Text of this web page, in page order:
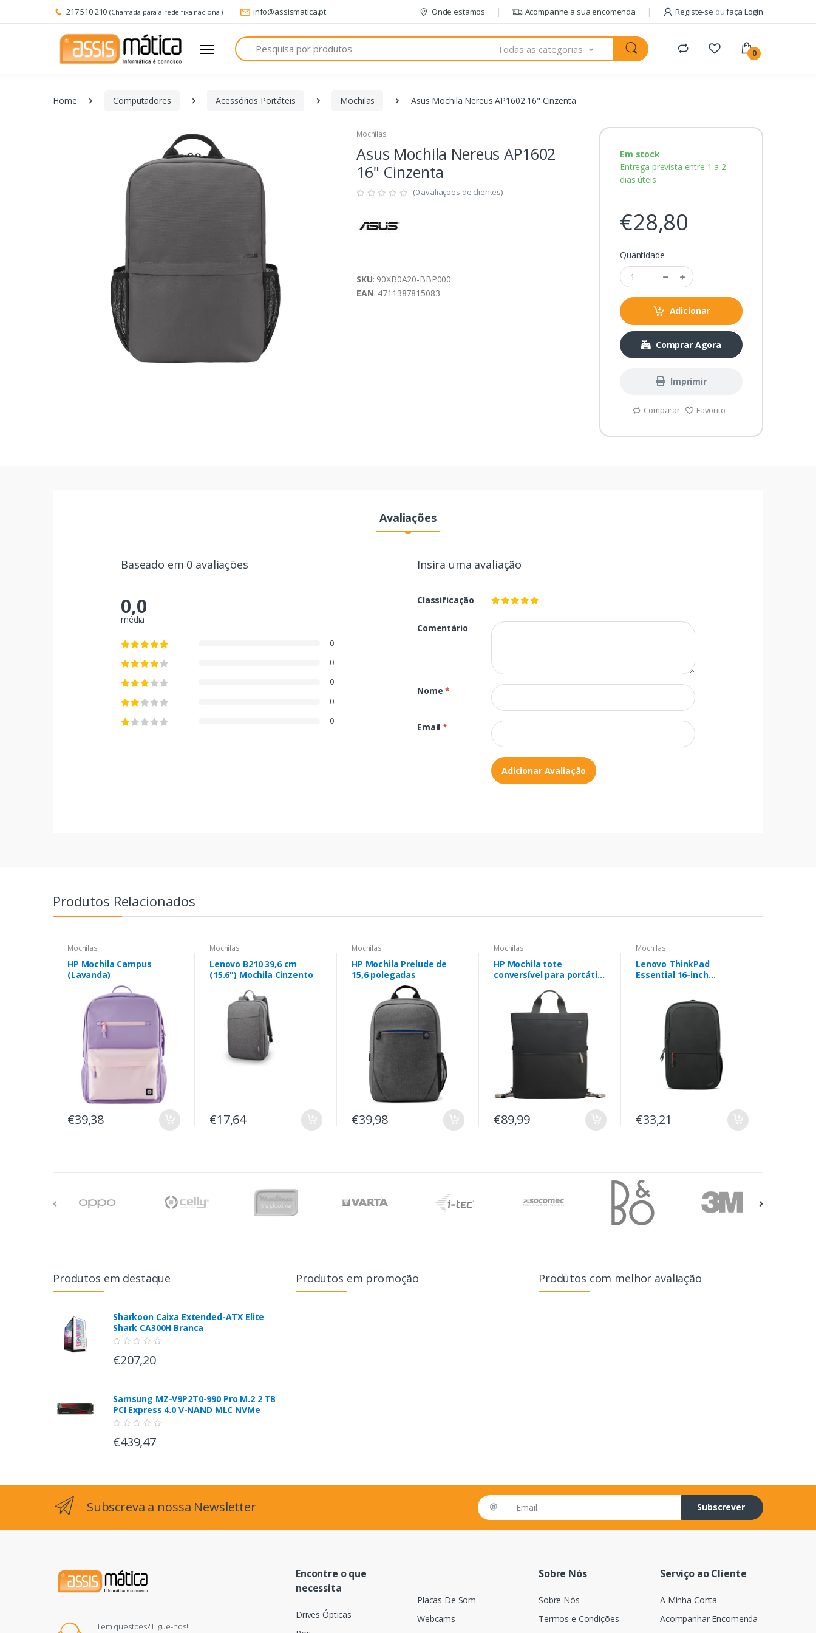
217 510 210 (Chamada para a rede fixa nacional) info@assismatica.pt Onde estamos Acompanhe a sua encomenda Registe-se oufaça Login
Pesquisa
Todas as categorias 0
Home Computadores Acessórios Portáteis Mochilas Asus Mochila Nereus AP1602 16" Cinzenta
Mochilas
Asus Mochila Nereus AP1602
16" Cinzenta
(0 avaliações de clientes)
SKU: 90XB0A20-BBP000
EAN: 4711387815083
Em stock
Entrega prevista entre 1 a 2
dias úteis
€28,80
Quantidade
Adicionar
Comprar Agora
Imprimir
Comparar Favorito
Avaliações
Baseado em 0 avaliações
0,0
média
0
0
0
0
0
Insira uma avaliação
Classificação
Comentário
Nome*
Email*
Adicionar Avaliação
Produtos Relacionados
Mochilas
HP Mochila Campus
(Lavanda)
€39,38
Mochilas
Lenovo B210 39,6 cm
(15.6") Mochila Cinzento
€17,64
Mochilas
HP Mochila Prelude de
15,6 polegadas
€39,98
Mochilas
HP Mochila tote
conversível para portátil
€89,99
Mochilas
Lenovo ThinkPad
Essential 16-inch
portáteis 40,6 cm (16")
Mochila Preto
€33,21
Produtos em destaque
Sharkoon Caixa Extended-ATX Elite
Shark CA300H Branca
€207,20
Samsung MZ-V9P2T0-990 Pro M.2 2 TB
PCI Express 4.0 V-NAND MLC NVMe
€439,47
Produtos em promoção Produtos com melhor avaliação
Subscreva a nossa Newsletter Email address
Subscrever
Tem questões? Ligue-nos!
Encontre o que
necessita
Drives Ópticas
Placas De Som
Webcams
Sobre Nós
Sobre Nós
Termos e Condições
Serviço ao Cliente
A Minha Conta
Acompanhar Encomenda